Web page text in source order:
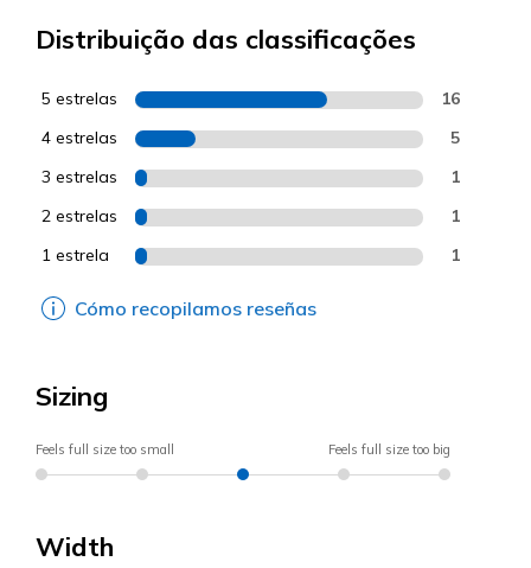
Distribuição das classificações
5 estrelas 16
4 estrelas 5
3 estrelas 1
2 estrelas 1
1 estrela 1
Cómo recopilamos reseñas
Sizing
Feels full size too small Feels full size too big
Width